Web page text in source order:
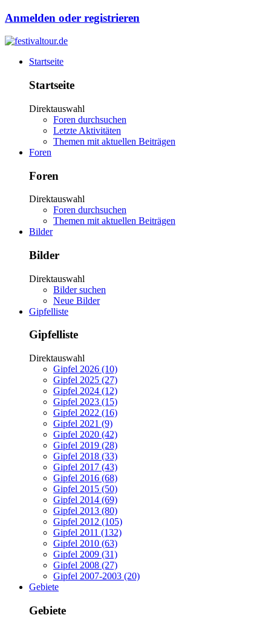
Anmelden oder registrieren
Startseite
Startseite
Direktauswahl
Foren durchsuchen
Letzte Aktivitäten
Themen mit aktuellen Beiträgen
Foren
Foren
Direktauswahl
Foren durchsuchen
Themen mit aktuellen Beiträgen
Bilder
Bilder
Direktauswahl
Bilder suchen
Neue Bilder
Gipfelliste
Gipfelliste
Direktauswahl
Gipfel 2026 (10)
Gipfel 2025 (27)
Gipfel 2024 (12)
Gipfel 2023 (15)
Gipfel 2022 (16)
Gipfel 2021 (9)
Gipfel 2020 (42)
Gipfel 2019 (28)
Gipfel 2018 (33)
Gipfel 2017 (43)
Gipfel 2016 (68)
Gipfel 2015 (50)
Gipfel 2014 (69)
Gipfel 2013 (80)
Gipfel 2012 (105)
Gipfel 2011 (132)
Gipfel 2010 (63)
Gipfel 2009 (31)
Gipfel 2008 (27)
Gipfel 2007-2003 (20)
Gebiete
Gebiete